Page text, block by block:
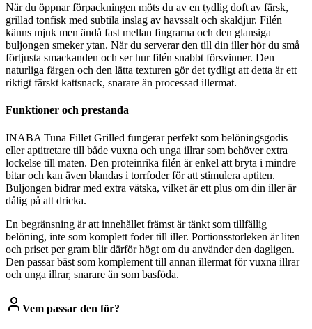
När du öppnar förpackningen möts du av en tydlig doft av färsk,
grillad tonfisk med subtila inslag av havssalt och skaldjur. Filén
känns mjuk men ändå fast mellan fingrarna och den glansiga
buljongen smeker ytan. När du serverar den till din iller hör du små
förtjusta smackanden och ser hur filén snabbt försvinner. Den
naturliga färgen och den lätta texturen gör det tydligt att detta är ett
riktigt färskt kattsnack, snarare än processad illermat.
Funktioner och prestanda
INABA Tuna Fillet Grilled fungerar perfekt som belöningsgodis
eller aptitretare till både vuxna och unga illrar som behöver extra
lockelse till maten. Den proteinrika filén är enkel att bryta i mindre
bitar och kan även blandas i torrfoder för att stimulera aptiten.
Buljongen bidrar med extra vätska, vilket är ett plus om din iller är
dålig på att dricka.
En begränsning är att innehållet främst är tänkt som tillfällig
belöning, inte som komplett foder till iller. Portionsstorleken är liten
och priset per gram blir därför högt om du använder den dagligen.
Den passar bäst som komplement till annan illermat för vuxna illrar
och unga illrar, snarare än som basföda.
Vem passar den för?